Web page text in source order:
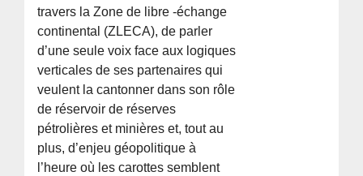
travers la Zone de libre -échange
continental (ZLECA), de parler
d’une seule voix face aux logiques
verticales de ses partenaires qui
veulent la cantonner dans son rôle
de réservoir de réserves
pétrolières et minières et, tout au
plus, d’enjeu géopolitique à
l’heure où les carottes semblent